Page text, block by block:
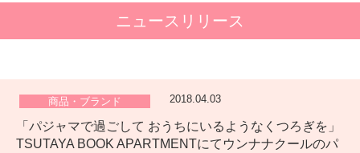
店舗検索
ニュースリリース
商品・ブランド 2018.04.03
「パジャマで過ごして おうちにいるようなくつろぎを」
TSUTAYA BOOK APARTMENTにてウンナナクールのパ